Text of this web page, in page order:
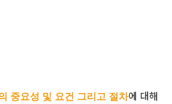
중요성 및 요건 그리고 절차에 대해